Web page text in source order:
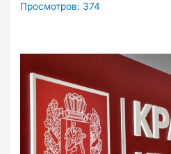
Просмотров: 374